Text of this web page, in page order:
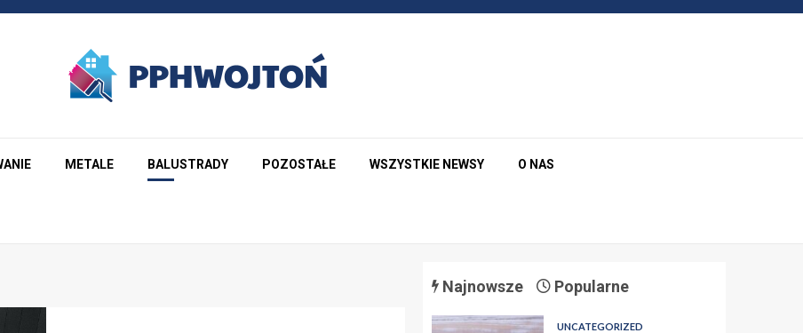
METALE BALUSTRADY POZOSTAŁE WSZYSTKIE NEWSY O NAS
Najnowsze Popularne
UNCATEGORIZED